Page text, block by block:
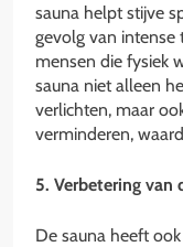
sauna helpt stijve
gevolg van intense
mensen die fysiek
sauna niet alleen
verlichten, maar
verminderen,
5. Verbetering
De sauna heeft